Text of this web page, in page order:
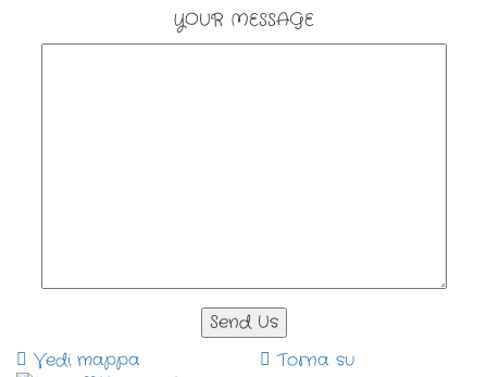
YOUR MESSAGE
Vedi mappa
Torna su